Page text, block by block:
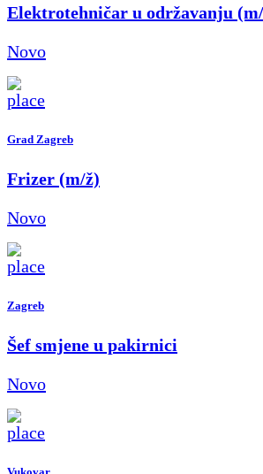
Elektrotehničar u održavanju
Novo
Grad Zagreb
Frizer (m/ž)
Novo
Zagreb
Šef smjene u pakirnici
Novo